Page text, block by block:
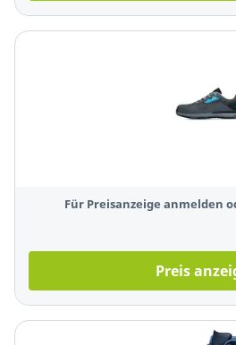
Für Preisanzeige anmelden
Preis